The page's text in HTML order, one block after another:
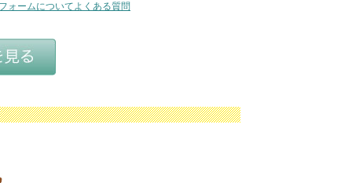
ォームについてよくある質問